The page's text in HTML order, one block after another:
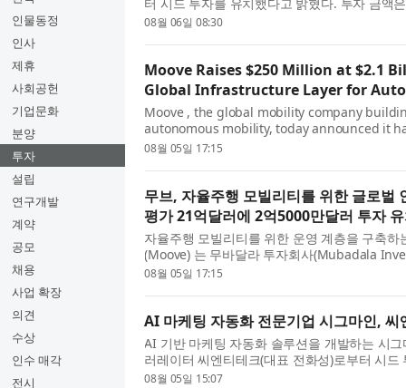
인물동정
인사
제휴
사회공헌
기업문화
분양
투자
설립
연구개발
계약
공모
채용
사업 확장
의견
수상
인수 매각
전시
다. 2024년 설립된 컴포랩스는 인체 데이터 제
08월 06일 08:30
Moove Raises $250 Million at $2.1
Global Infrastructure Layer for
Moove , the global mobility company
autonomous mobility, today announced it
billion valuation in a Series C funding
08월 05일 17:15
무브, 자율주행 모빌리티를 위한 글로벌
평가 21억달러에 2억5000만달러 투자
자율주행 모빌리티를 위한 운영 계층을 구축
(Moove) 는 무바달라 투자회사(Mubadala
요타(Toyota)의 성장 펀드인 우븐 캐피털
08월 05일 17:15
AI 마케팅 자동화 전문기업 시그마인,
AI 기반 마케팅 자동화 솔루션을 개발하는 시
러레이터 씨엔티테크(대표 전화성)로부터 시
자금액은 비공개다. 시그마인은 이번 투자금을
08월 05일 15:07